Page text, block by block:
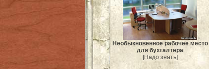
Необыкновенное рабочее место
для бухгалтера
[Надо знать]